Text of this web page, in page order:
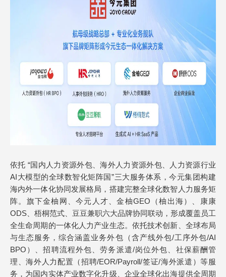
依托 “国内人力资源外包、海外人力资源外包、人力资源行业
AI大模型的全球数智化矩阵国”三大服务体系，今元集团构建
海内外一体化协同发展格局，搭建完整全球化数智人力服务矩
阵。旗下金柚网、今元人才、金柚GEO（柚出海）、康康
ODS、梧桐范式、豆豆兼职六大品牌协同联动，形成覆盖员工
全生命周期的一体化人力产业生态。依托技术创新、全球布局
与生态服务，综合涵盖业务外包（含产线外包/工序外包/AI
BPO）、招聘流程外包、劳务派遣/岗位外包、社保薪酬管
理、海外人力配置（招聘/EOR/Payroll/签证/海外派遣）等服
务，为国内实体产业数字化升级、企业全球化出海提供全周期